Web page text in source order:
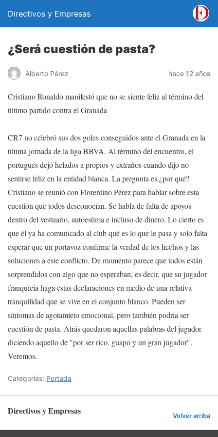
Directivos y Empresas
¿Será cuestión de pasta?
Alberto Pérez hace 12 años
Cristiano Ronaldo manifestó que no se siente feliz al término del
último partido contra el Granada
CR7 no celebró sus dos goles conseguidos ante el Granada en la
última jornada de la liga BBVA. Al término del encuentro, el
portugués dejó helados a propios y extraños cuando dijo no
sentirse feliz en la entidad blanca. La pregunta es ¿por qué?
Cristiano se reunió con Florentino Pérez para hablar sobre esta
cuestión que todos desconocían. Se habla de falta de apoyos
dentro del vestuario, autoestima e incluso de dinero. Lo cierto es
que él ya ha comunicado al club qué es lo que le pasa y solo falta
esperar que un portavoz confirme la verdad de los hechos y las
soluciones a este conflicto. De momento parece que todos están
sorprendidos con algo que no esperaban, es decir, que su jugador
franquicia haga estas declaraciones en medio de una relativa
tranquilidad que se vive en el conjunto blanco. Pueden ser
síntomas de agotamieto emocional, pero también podría ser
cuestión de pasta. Atrás quedaron aquellas palabras del jugador
diciendo aquello de "por ser rico, guapo y un gran jugador".
Veremos.
Categorías: Portada
Directivos y Empresas Volver arriba